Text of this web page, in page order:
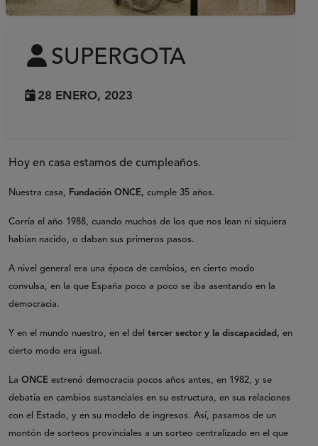
SUPERGOTA
28 ENERO, 2023
Hoy en casa estamos de cumpleaños.
Nuestra casa, Fundación ONCE, cumple 35 años.
Corría el año 1988, cuando muchos de los que nos lean ni siquiera
habían nacido, o daban sus primeros pasos.
A nivel general era una época de cambios, en cierto modo
convulsa, en la que España poco a poco se iba asentando en la
democracia.
Y en el mundo nuestro, en el del tercer sector y la discapacidad, en
cierto modo era igual.
La ONCE estrenó democracia pocos años antes, en 1982, y se
debatía en cambios sustanciales en su estructura, en sus relaciones
con el Estado, y en su modelo de ingresos. Así, pasamos de un
montón de sorteos provinciales a un sorteo centralizado en el que